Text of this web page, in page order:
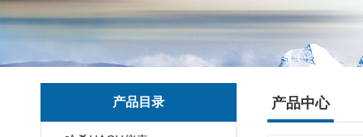
产品目录 产品中心